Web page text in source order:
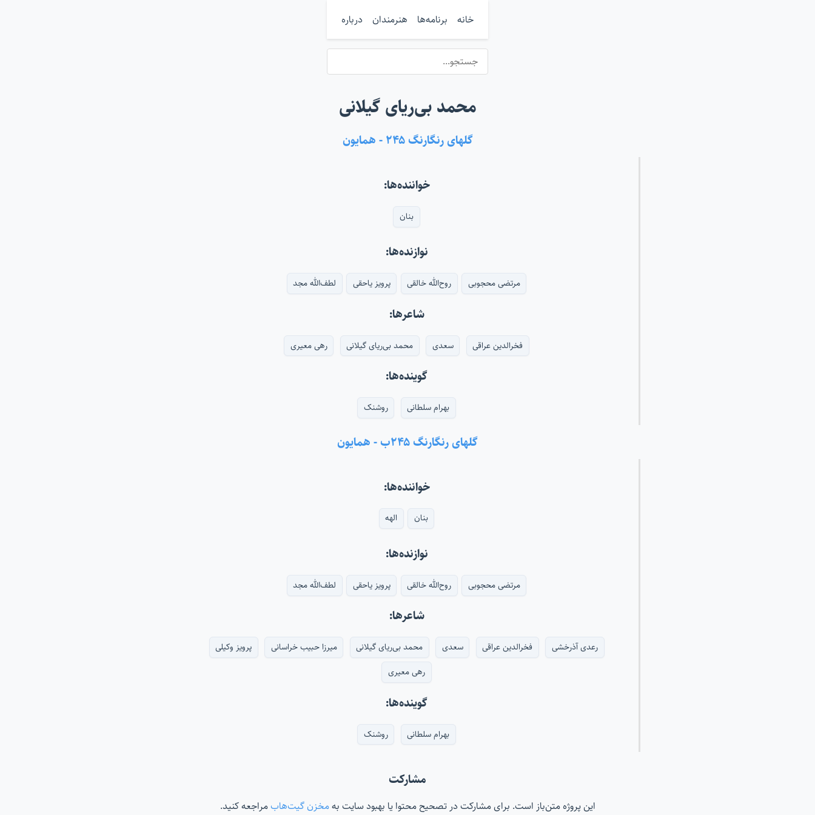
خانه برنامه‌ها هنرمندان درباره
محمد بی‌ریای گیلانی
گلهای رنگارنگ ۲۴۵ - همایون
خواننده‌ها:
بنان
نوازنده‌ها:
مرتضی محجوبی روح‌الله خالقی پرویز یاحقی لطف‌الله مجد
شاعرها:
فخرالدین عراقی سعدی محمد بی‌ریای گیلانی رهی معیری
گوینده‌ها:
بهرام سلطانی روشنک
گلهای رنگارنگ ۲۴۵ب - همایون
خواننده‌ها:
بنان الهه
نوازنده‌ها:
مرتضی محجوبی روح‌الله خالقی پرویز یاحقی لطف‌الله مجد
شاعرها:
رعدی آذرخشی فخرالدین عراقی سعدی محمد بی‌ریای گیلانی میرزا حبیب خراسانی
پرویز وکیلی
رهی معیری
گوینده‌ها:
بهرام سلطانی روشنک
مشارکت
این پروژه متن‌باز است. برای مشارکت در تصحیح محتوا یا بهبود سایت بهمخزن گیت‌هابمراجعه کنید.